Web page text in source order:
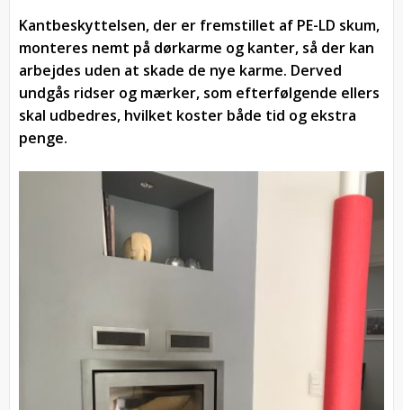
Kantbeskyttelsen, der er fremstillet af PE-LD skum,
monteres nemt på dørkarme og kanter, så der kan
arbejdes uden at skade de nye karme. Derved
undgås ridser og mærker, som efterfølgende ellers
skal udbedres, hvilket koster både tid og ekstra
penge.